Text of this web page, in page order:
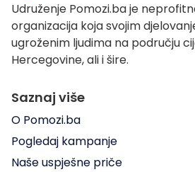
Udruženje Pomozi.ba je
organizacija koja svojim
ugroženim ljudima na području
Hercegovine, ali i šire.
Saznaj više
O Pomozi.ba
Pogledaj kampanje
Naše uspješne priče